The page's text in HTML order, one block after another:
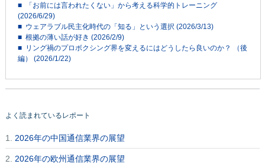
■ 「お前には言われたくない」から考える科学的トレーニング
(2026/6/29)
■ ウェアラブル民主化時代の「知る」という選択 (2026/3/13)
■ 根拠の薄い話が好き (2026/2/9)
■ リング禍のプロボクシング界を変えるにはどうしたら良いのか？ （後
編） (2026/1/22)
よく読まれているレポート
1. 2026年の中国通信業界の展望
2. 2026年の欧州通信業界の展望